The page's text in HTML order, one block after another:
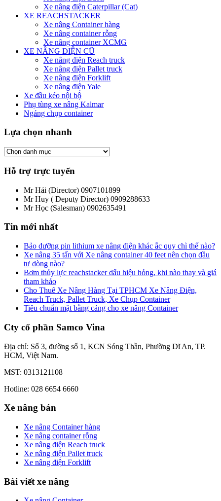
Xe nâng điện Caterpillar (Cat)
XE REACHSTACKER
Xe nâng Container hàng
Xe nâng container rỗng
Xe nâng container XCMG
XE NÂNG ĐIỆN CŨ
Xe nâng điện Reach truck
Xe nâng điện Pallet truck
Xe nâng điện Forklift
Xe nâng điện Yale
Xe đầu kéo nội bộ
Phụ tùng xe nâng Kalmar
Ngáng chụp container
Lựa chọn nhanh
Hỗ trợ trực tuyến
Mr Hải (Director) 0907101899
Mr Huy ( Deputy Director) 0909288633
Mr Học (Salesman) 0902635491
Tin mới nhất
Bảo dưỡng pin lithium xe nâng điện khác ắc quy chì thế nào?
Xe nâng 35 tấn với Xe nâng container 40 feet nên chọn đầu
tư dòng nào?
Bơm thủy lực reachstacker dấu hiệu hỏng, khi nào thay và giá
tham khảo
Cho Thuê Xe Nâng Hàng Tại TPHCM Xe Nâng Điện,
Reach Truck, Pallet Truck, Xe Chụp Container
Tiêu chuẩn mặt bằng cảng cho xe nâng Container
Cty cổ phần Samco Vina
Địa chỉ: Số 3, đường số 1, KCN Sóng Thần, Phường Dĩ An, TP.
HCM, Việt Nam.
MST: 0313121108
Hotline: 028 6654 6660
Xe nâng bán
Xe nâng Container hàng
Xe nâng container rỗng
Xe nâng điện Reach truck
Xe nâng điện Pallet truck
Xe nâng điện Forklift
Bài viết xe nâng